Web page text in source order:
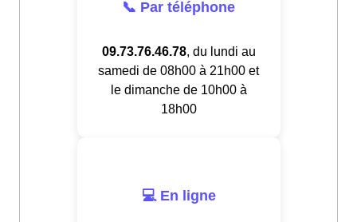
📞 Par téléphone
09.73.76.46.78, du lundi au
samedi de 08h00 à 21h00 et
le dimanche de 10h00 à
18h00
💻 En ligne